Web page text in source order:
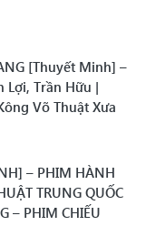
[Thuyết Minh] –
Lợi, Trần Hữu |
Võ Thuật Xưa
– PHIM HÀNH
TRUNG QUỐC
– PHIM CHIẾU